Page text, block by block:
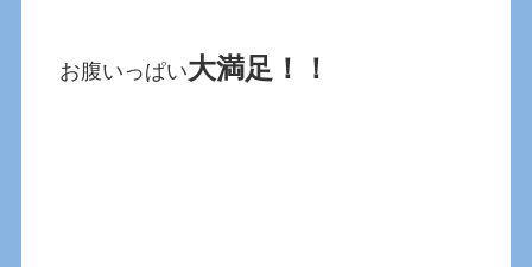
お腹いっぱい大満足！！